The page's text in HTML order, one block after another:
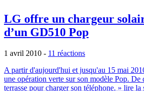
LG offre un chargeur
d’un GD510 Pop
1 avril 2010 - 11 réactions
A partir d'aujourd'hui et jusqu'au 15 mai
une opération verte sur son modèle Pop.
terrasse pour charger son téléphone. » lire la